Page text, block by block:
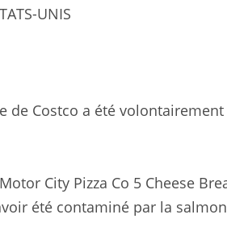
UNIS
Costco a été
City Pizza Co 5 Cheese
été contaminé par la